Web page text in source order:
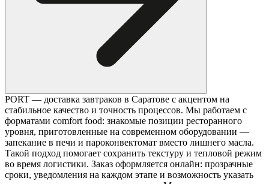
PORT — доставка завтраков в Саратове с акцентом на
стабильное качество и точность процессов. Мы работаем с
форматами comfort food: знакомые позиции ресторанного
уровня, приготовленные на современном оборудовании —
запекание в печи и пароконвектомат вместо лишнего масла.
Такой подход помогает сохранить текстуру и тепловой режим
во время логистики. Заказ оформляется онлайн: прозрачные
сроки, уведомления на каждом этапе и возможность указать